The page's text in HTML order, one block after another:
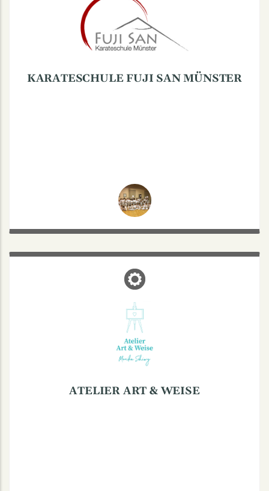
KARATESCHULE FUJI SAN MÜNSTER
Nienkamp 54, 48147 Münster
Karateschule Fuji San Münster
im Fitnessstudio Hall of Sports
Tel.: 0179 545 1228
ATELIER ART & WEISE
ATELIER ART & WEISE
Coermühle 50, 48157 Münster
Malworkshops - Teamevents
Telefon: (0251) 22102
Mobil: +49 17610239113